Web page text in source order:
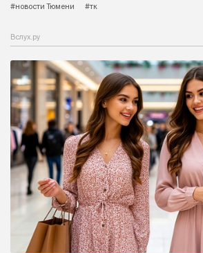
#новости Тюмени #тк
Вслух.ру